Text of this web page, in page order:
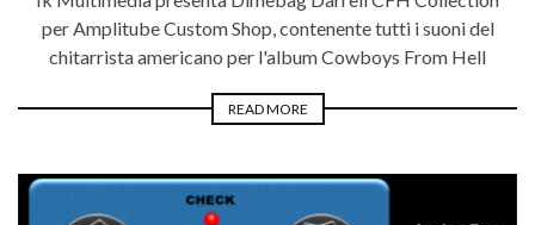
per Amplitube Custom Shop, contenente tutti i suoni del
chitarrista americano per l'album Cowboys From Hell
READ MORE